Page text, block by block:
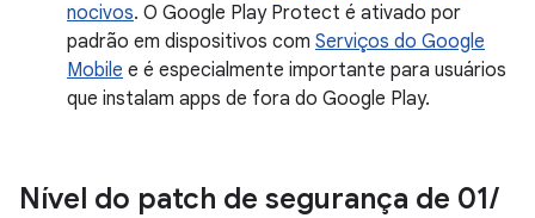
nocivos. O Google Play Protect é ativado por
padrão em dispositivos com Serviços do Google
Mobile e é especialmente importante para usuários
que instalam apps de fora do Google Play.
Nível do patch de segurança de 01/